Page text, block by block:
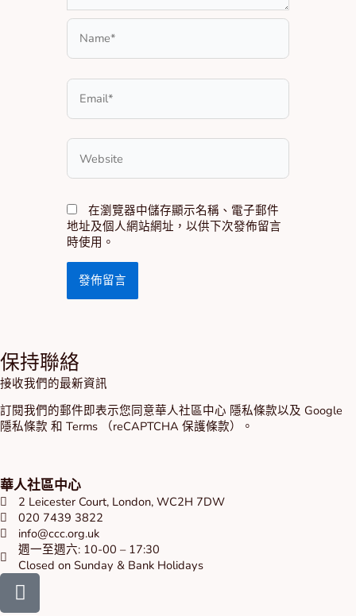
Name*
Email*
Website
在瀏覽器中儲存顯示名稱、電子郵件
地址及個人網站網址，以供下次發佈留言
時使用。
保持聯絡
接收我們的最新資訊
訂閱我們的郵件即表示您同意華人社區中心 隱私條款以及 Google
隱私條款 和 Terms （reCAPTCHA 保護條款）。
華人社區中心
2 Leicester Court, London, WC2H 7DW
020 7439 3822
info@ccc.org.uk
週一至週六: 10-00 – 17:30
Closed on Sunday & Bank Holidays
Facebook-
square
Instagram
Twitter
Youtube